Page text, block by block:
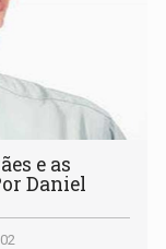
e as
Daniel